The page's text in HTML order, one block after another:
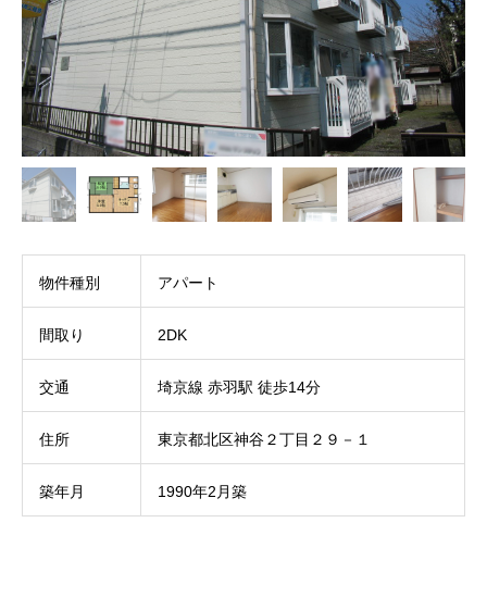
物件種別 アパート
間取り 2DK
交通 埼京線 赤羽駅 徒歩14分
住所 東京都北区神谷２丁目２９－１
築年月 1990年2月築